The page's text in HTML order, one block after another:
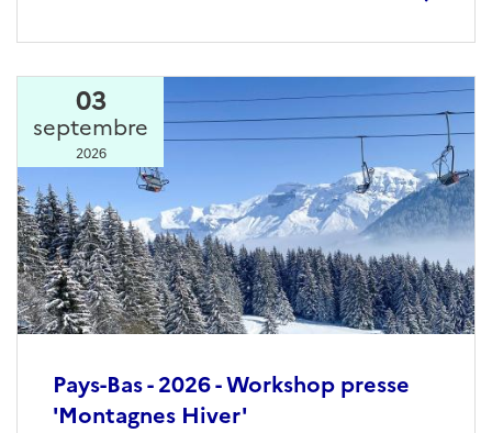
Pays-Bas - 2026 - Workshop presse
'Montagnes Hiver'
03
septembre
2026